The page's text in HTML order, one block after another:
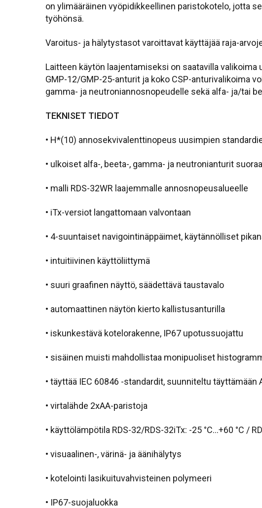
on ylimääräinen vyöpidikkeellinen paristokotelo, jotta
työhönsä.
Varoitus- ja hälytystasot varoittavat käyttäjää raja-
Laitteen käytön laajentamiseksi on saatavilla
GMP-12/GMP-25-anturit ja koko CSP-anturivalikoima
gamma- ja neutroniannosnopeudelle sekä alfa- ja/tai
TEKNISET TIEDOT
• H*(10) annosekvivalenttinopeus uusimpien
• ulkoiset alfa-, beeta-, gamma- ja neutronianturit
• malli RDS-32WR laajemmalle annosnopeusalueelle
• iTx-versiot langattomaan valvontaan
• 4-suuntaiset navigointinäppäimet, käytännölliset
• intuitiivinen käyttöliittymä
• suuri graafinen näyttö, säädettävä taustavalo
• automaattinen näytön kierto kallistusanturilla
• iskunkestävä kotelorakenne, IP67 upotussuojattu
• sisäinen muisti mahdollistaa monipuoliset
• täyttää IEC 60846 -standardit, suunniteltu täyttämään
• virtalähde 2xAA-paristoja
• käyttölämpötila RDS-32/RDS-32iTx: -25 °C…+60 °C /
• visuaalinen-, värinä- ja äänihälytys
• kotelointi lasikuituvahvisteinen polymeeri
• IP67-suojaluokka